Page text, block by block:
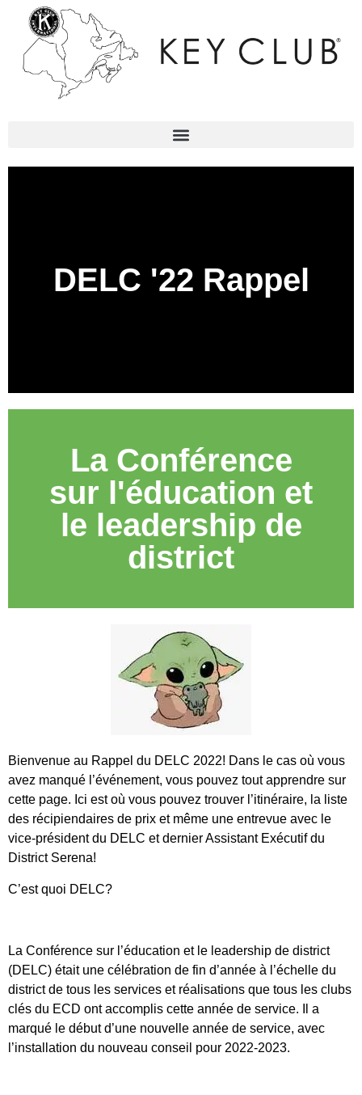
DELC '22 Rappel
La Conférence
sur l'éducation et
le leadership de
district
Bienvenue au Rappel du DELC 2022! Dans le cas où vous
avez manqué l’événement, vous pouvez tout apprendre sur
cette page. Ici est où vous pouvez trouver l’itinéraire, la liste
des récipiendaires de prix et même une entrevue avec le
vice-président du DELC et dernier Assistant Exécutif du
District Serena!
C’est quoi DELC?
La Conférence sur l’éducation et le leadership de district
(DELC) était une célébration de fin d’année à l’échelle du
district de tous les services et réalisations que tous les clubs
clés du ECD ont accomplis cette année de service. Il a
marqué le début d’une nouvelle année de service, avec
l’installation du nouveau conseil pour 2022-2023.